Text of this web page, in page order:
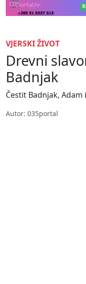
VJERSKI ŽIVOT
Drevni
Badnjak
Čestit Badnjak, Adam
Autor: 035portal